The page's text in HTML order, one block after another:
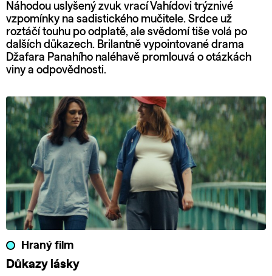
Náhodou uslyšený zvuk vrací Vahídovi trýznivé
vzpomínky na sadistického mučitele. Srdce už
roztáčí touhu po odplatě, ale svědomí tiše volá po
dalších důkazech. Brilantně vypointované drama
Džafara Panahího naléhavě promlouvá o otázkách
viny a odpovědnosti.
Hraný film
Důkazy lásky